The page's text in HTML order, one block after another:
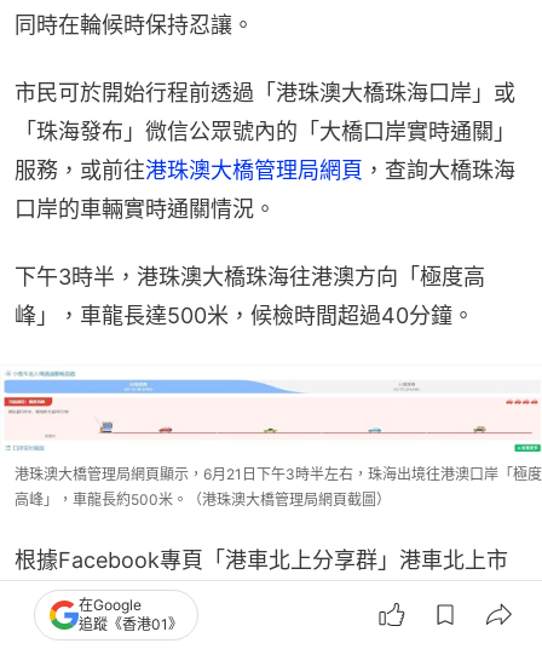
同時在輪候時保持忍讓。
市民可於開始行程前透過「港珠澳大橋珠海口岸」或
「珠海發布」微信公眾號內的「大橋口岸實時通關」
服務，或前往港珠澳大橋管理局網頁 ，查詢大橋珠海
口岸的車輛實時通關情況。
下午3時半，港珠澳大橋珠海往港澳方向「極度高
峰」，車龍長達500米，候檢時間超過40分鐘。
港珠澳大橋管理局網頁顯示，6月21日下午3時半左右，珠海出境往港澳口岸「極度
高峰」，車龍長約500米。（港珠澳大橋管理局網頁截圖）
根據Facebook專頁「港車北上分享群」港車北上市
民發表的帖文，港珠澳大橋珠海口岸往港澳方面早在
下午1時多開始出現車龍，到2時許往出境往香港「要
在Google
追蹤《香港01》